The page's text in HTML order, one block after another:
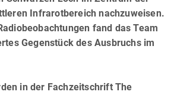
Infrarotbereich nachzuweisen.
fand das Team
Gegenstück des Ausbruchs im
in der Fachzeitschrift The